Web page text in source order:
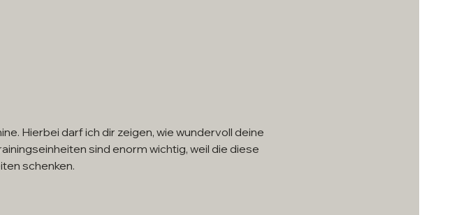
Hierbei darf ich dir zeigen, wie wundervoll deine
sind enorm wichtig, weil die diese
schenken.